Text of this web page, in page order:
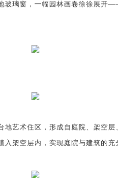
玻璃窗， 一幅园 林画卷徐徐展开—
地艺术住区，形成自庭院、架空
架空层内，实现庭院与建筑的充